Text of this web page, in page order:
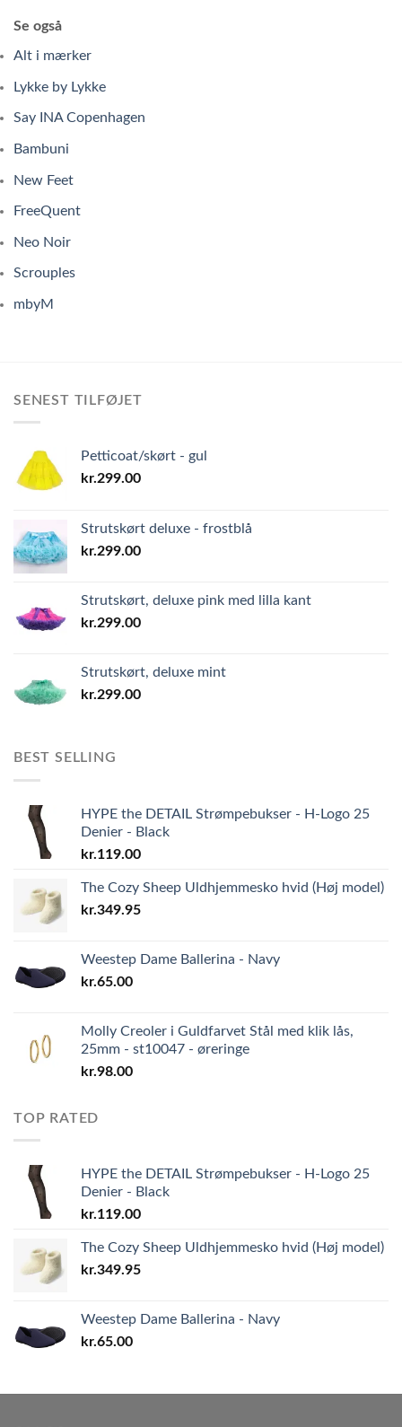
Se også
Alt i mærker
Lykke by Lykke
Say INA Copenhagen
Bambuni
New Feet
FreeQuent
Neo Noir
Scrouples
mbyM
SENEST TILFØJET
Petticoat/skørt - gul
kr.299.00
Strutskørt deluxe - frostblå
kr.299.00
Strutskørt, deluxe pink med lilla kant
kr.299.00
Strutskørt, deluxe mint
kr.299.00
BEST SELLING
HYPE the DETAIL Strømpebukser - H-Logo 25
Denier - Black
kr.119.00
The Cozy Sheep Uldhjemmesko hvid (Høj model)
kr.349.95
Weestep Dame Ballerina - Navy
kr.65.00
Molly Creoler i Guldfarvet Stål med klik lås,
25mm - st10047 - øreringe
kr.98.00
TOP RATED
HYPE the DETAIL Strømpebukser - H-Logo 25
Denier - Black
kr.119.00
The Cozy Sheep Uldhjemmesko hvid (Høj model)
kr.349.95
Weestep Dame Ballerina - Navy
kr.65.00